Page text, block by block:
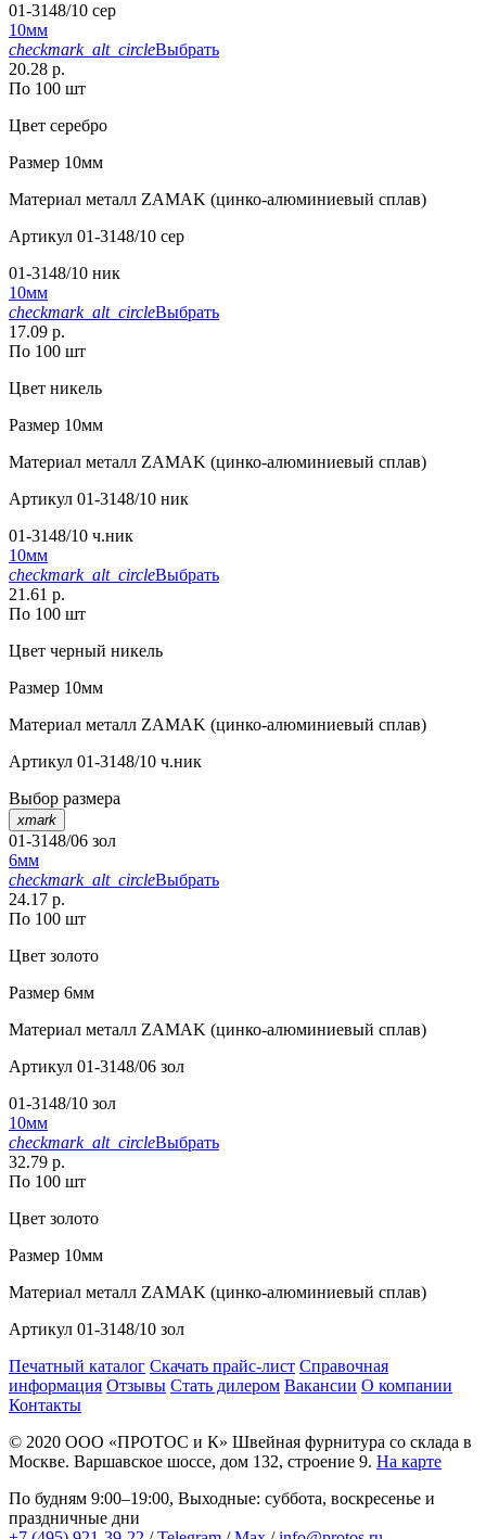
01-3148/10 сер
10мм
checkmark_alt_circleВыбрать
20.28 р.
По 100 шт
Цвет серебро
Размер 10мм
Материал металл ZAMAK (цинко-алюминиевый сплав)
Артикул 01-3148/10 сер
01-3148/10 ник
10мм
checkmark_alt_circleВыбрать
17.09 р.
По 100 шт
Цвет никель
Размер 10мм
Материал металл ZAMAK (цинко-алюминиевый сплав)
Артикул 01-3148/10 ник
01-3148/10 ч.ник
10мм
checkmark_alt_circleВыбрать
21.61 р.
По 100 шт
Цвет черный никель
Размер 10мм
Материал металл ZAMAK (цинко-алюминиевый сплав)
Артикул 01-3148/10 ч.ник
Выбор размера
xmark
01-3148/06 зол
6мм
checkmark_alt_circleВыбрать
24.17 р.
По 100 шт
Цвет золото
Размер 6мм
Материал металл ZAMAK (цинко-алюминиевый сплав)
Артикул 01-3148/06 зол
01-3148/10 зол
10мм
checkmark_alt_circleВыбрать
32.79 р.
По 100 шт
Цвет золото
Размер 10мм
Материал металл ZAMAK (цинко-алюминиевый сплав)
Артикул 01-3148/10 зол
Печатный каталог Скачать прайс-лист Справочная
информация Отзывы Стать дилером Вакансии О компании
Контакты
© 2020 ООО «ПРОТОС и К» Швейная фурнитура со склада в
Москве. Варшавское шоссе, дом 132, строение 9. На карте
По будням 9:00–19:00, Выходные: суббота, воскресенье и
праздничные дни